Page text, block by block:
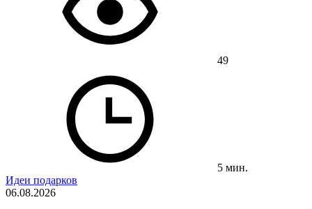
49
5 мин.
Идеи подарков
06.08.2026